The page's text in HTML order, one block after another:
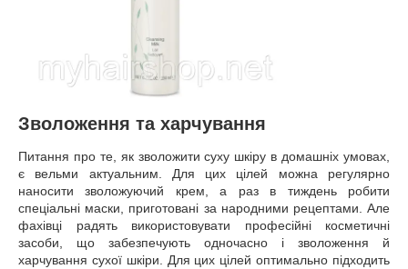
Зволоження та харчування
Питання про те, як зволожити суху шкіру в домашніх умовах,
є вельми актуальним. Для цих цілей можна регулярно
наносити зволожуючий крем, а раз в тиждень робити
спеціальні маски, приготовані за народними рецептами. Але
фахівці радять використовувати професійні косметичні
засоби, що забезпечують одночасно і зволоження й
харчування сухої шкіри. Для цих цілей оптимально підходить